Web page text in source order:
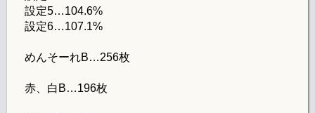
設定5…104.6%
設定6…107.1%
めんそーれB…256枚
赤、白B…196枚